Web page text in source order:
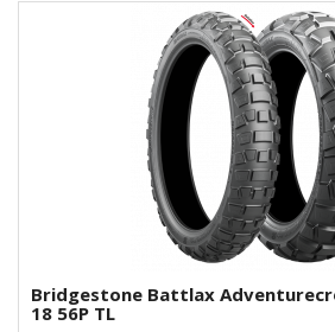
Bridgestone Battlax
18 56P TL